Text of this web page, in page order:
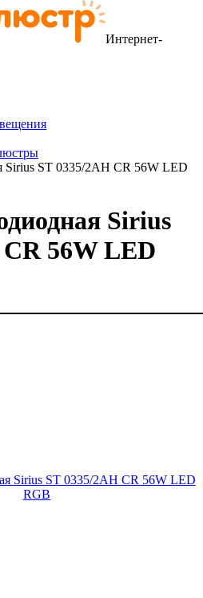
Интернет-
Sirius ST 0335/2АH CR 56W LED
Sirius
56W LED